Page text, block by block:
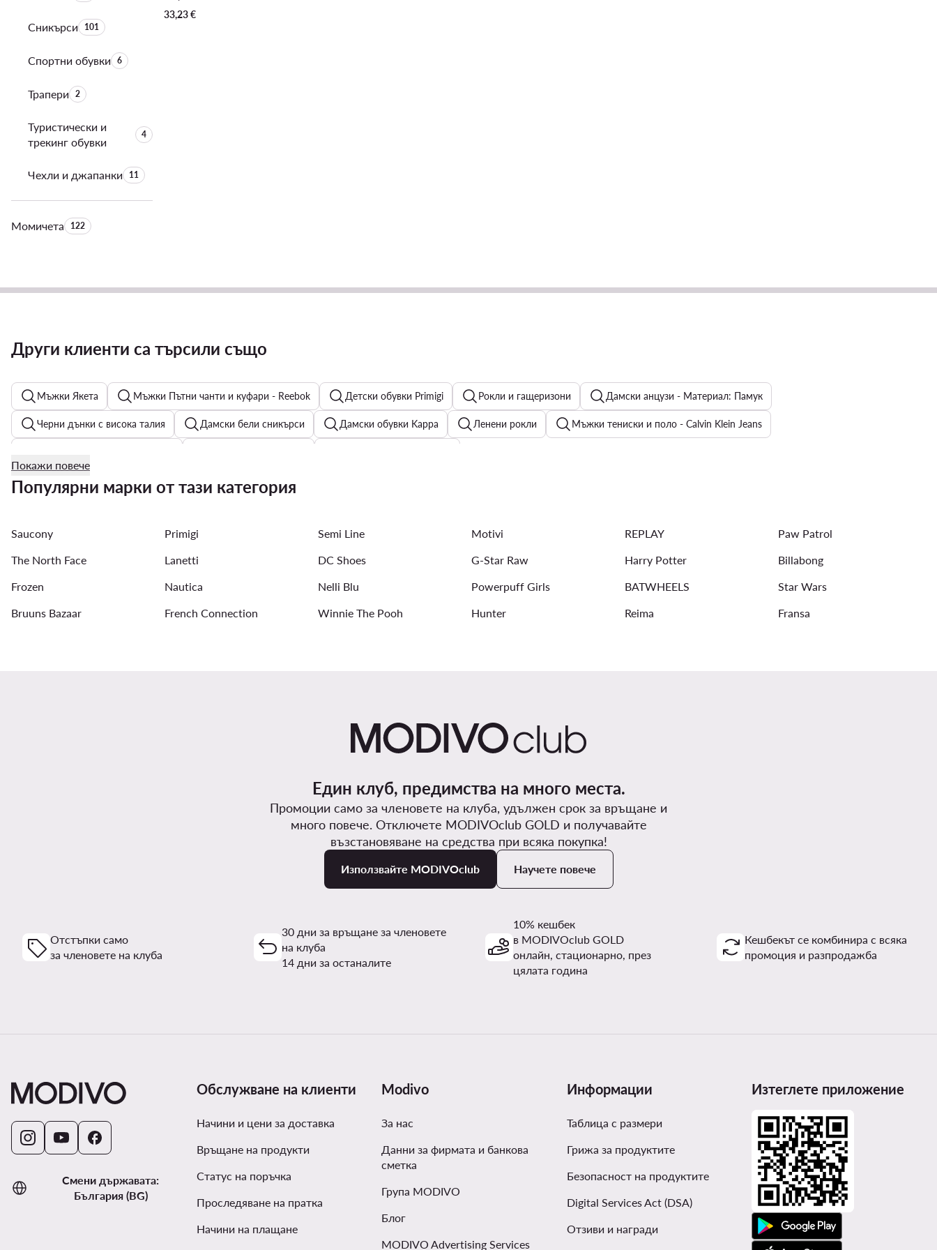
СникърсиБрой на продуктите:
101
Спортни обувкиБрой на продуктите:
6
ТрапериБрой на продуктите:
2
Туристически и
трекинг обувки
Брой на продуктите:
4
Чехли и джапанкиБрой на продуктите:
11
МомичетаБрой на продуктите:
122
33,23€
Други клиенти са търсили също
Мъжки Якета Мъжки Пътни чанти и куфари - Reebok Детски обувки Primigi Рокли и гащеризони Дамски анцузи - Материал: Памук
Черни дънки с висока талия Дамски бели сникърси Дамски обувки Kappa Ленени рокли Мъжки тениски и поло - Calvin Klein Jeans
Покажи повече
Популярни марки от тази категория
Saucony Primigi Semi Line Motivi REPLAY
Paw Patrol
The North Face
Lanetti DC Shoes G-Star Raw Harry Potter
Billabong
Frozen
Nautica Nelli Blu Powerpuff Girls BATWHEELS
Star Wars
Bruuns Bazaar
French Connection Winnie The Pooh Hunter Reima Fransa
Един клуб, предимства на много места.
Промоции само за членовете на клуба, удължен срок за връщане и
много повече. Отключете MODIVOclub GOLD и получавайте
възстановяване на средства при всяка покупка!
Използвайте MODIVOclub Научете повече
Отстъпки само
за членовете на клуба
30 дни за връщане за членовете
на клуба
14 дни за останалите
10% кешбек
в MODIVOclub GOLD
онлайн, стационарно, през
цялата година
Кешбекът се комбинира с всяка
промоция и разпродажба
Смени държавата:
България (BG)
Обслужване на клиенти
Начини и цени за доставка
Връщане на продукти
Статус на поръчка
Проследяване на пратка
Начини на плащане
Modivo
За нас
Данни за фирмата и банкова
сметка
Група MODIVO
Блог
MODIVO Advertising Services
Информации
Таблица с размери
Грижа за продуктите
Безопасност на продуктите
Digital Services Act (DSA)
Отзиви и награди
Изтеглете приложение